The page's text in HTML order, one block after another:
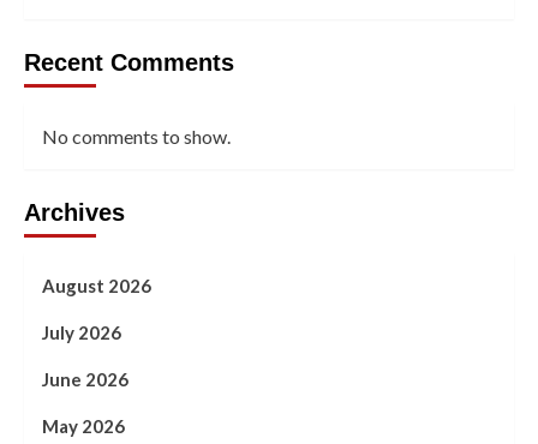
Recent Comments
No comments to show.
Archives
August 2026
July 2026
June 2026
May 2026